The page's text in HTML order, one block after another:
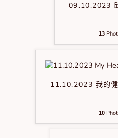
09.10.2023
13
11.10.2023 我的
10